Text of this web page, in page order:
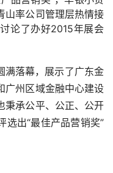
山率公司管理层热情接
论了办好2015年展会
满落幕，展示了广东金
广州区域金融中心建设
秉承公平、公正、公开
选出“最佳产品营销奖”